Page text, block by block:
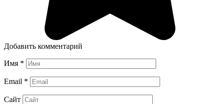
Добавить комментарий
Имя *
Email *
Сайт